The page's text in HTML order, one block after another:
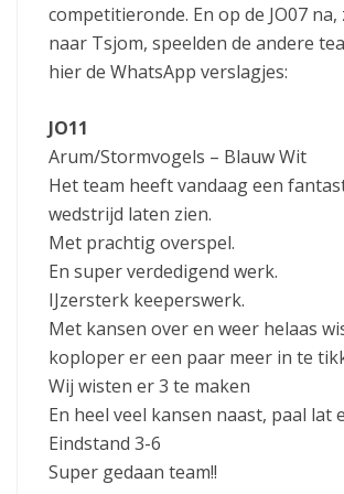
competitieronde. En op de JO07
naar Tsjom, speelden de andere
hier de WhatsApp verslagjes:
JO11
Arum/Stormvogels – Blauw Wit
Het team heeft vandaag een
wedstrijd laten zien.
Met prachtig overspel.
En super verdedigend werk.
IJzersterk keeperswerk.
Met kansen over en weer helaas
koploper er een paar meer in te
Wij wisten er 3 te maken
En heel veel kansen naast, paal lat
Eindstand 3-6
Super gedaan team!!